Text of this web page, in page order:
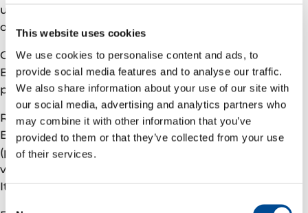
This website uses cookies
We use cookies to personalise content and ads, to
provide social media features and to analyse our traffic.
We also share information about your use of our site with
our social media, advertising and analytics partners who
may combine it with other information that you’ve
provided to them or that they’ve collected from your use
of their services.
utstyr for bruk av dispergeringsmidler, samt ha
oppvarmede tanker for oppsamling av olje.
Goliatfeltet ligger i et område som ble tildelt under
Barentshavsrunden i 1997. Goliat er planlagt å starte
produksjon i løpet av 2015.
Rettighetshaverne i utvinningstillatelse 229/229B er
Eni Norge AS (operatør 65 %) og Statoil Petroleum AS
(partner 35 %). Eni Norge er en del av Eni S.p.A, ett av
verdens største integrerte energiselskap, med base i
Italia.